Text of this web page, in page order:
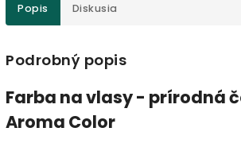
Popis Diskusia
Podrobný popis
Farba na vlasy - prírodná
Aroma Color